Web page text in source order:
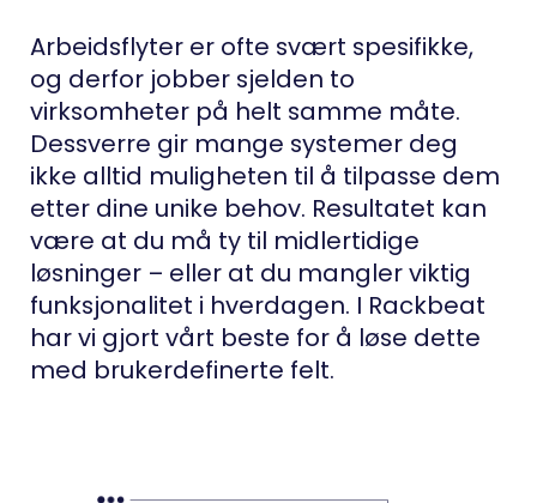
Arbeidsflyter er ofte svært spesifikke,
og derfor jobber sjelden to
virksomheter på helt samme måte.
Dessverre gir mange systemer deg
ikke alltid muligheten til å tilpasse dem
etter dine unike behov. Resultatet kan
være at du må ty til midlertidige
løsninger – eller at du mangler viktig
funksjonalitet i hverdagen. I Rackbeat
har vi gjort vårt beste for å løse dette
med brukerdefinerte felt.